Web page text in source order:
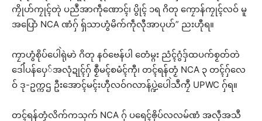
ကၠိုဟ်ကၠုၚ်တုဲ ပညဳအာကဵုဏောၚ်၊ ပွိုၚ် ၁ရ ဂိတု ကၠောန်ကၠုၚ်လဝ် မူ
အပြောံ NCA ဏံဂှ် ရှ်သာဟွံမိက်ကဵုလီုအာပုဟ်” ညးဟီုရ။
ကၠာဟွံစိုပ်ပေါဲရုဲမာဲ ဂိတု နဝ်ဗေန်ပါ တေံမ္ဂး ညံၚ်ဂွံဒှ်ထပက်စၟတ်တဲ
ဒေါံပန်ပှေ်အလုံဍုၚ်ဂှ် စၟဳမၚ်စမံၚ်ကီု၊ တၚ်ရန်တၟံ NCA ၃ တၚ်ဂှ်လေ
ဝ် ဒု-ဥက္ကဌ ဦးအောၚ်မၚ်းဟီုလဝ်ဂလာန်ပ္ဍဲပေါဲသဳကၠဳ UPWC ဂှ်ရ။
တၚ်ရန်တၟံလိက်ကသုက် NCA ဂှ် ပရေၚ်ၜိုပ်လလမ်ဏံ အလဵုအသဳ